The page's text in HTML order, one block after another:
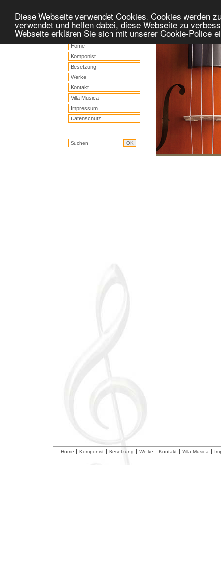
Diese Webseite verwendet Cookies. Cookies werden
verwendet und helfen dabei, diese Webseite zu
Webseite erklären Sie sich mit unserer Cookie-Police
Home
Komponist
Besetzung
Werke
Kontakt
Villa Musica
Impressum
Datenschutz
Home Komponist Besetzung Werke Kontakt Villa Musica